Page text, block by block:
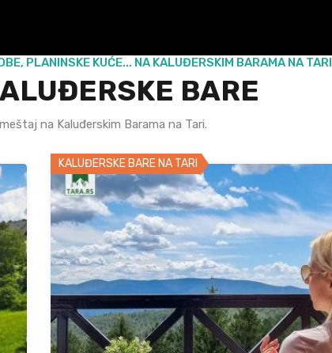
PLANINSKE KUĆE... NA KALUĐERSKIM BARAMA NA TARI
BARE
na Kaluđerskim Barama na Tari.
KALUĐERSKE BARE NA TARI